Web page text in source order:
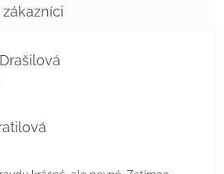
obchodu je 5 z 5 hvězdiček.
obchodu je 5 z 5 hvězdiček.